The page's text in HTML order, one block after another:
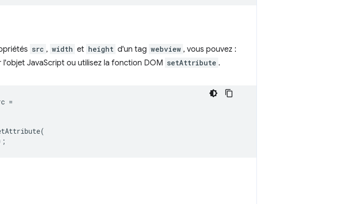
src , width et height d'un tag webview , vous pouvez :
JavaScript ou utilisez la fonction DOM setAttribute .
=
(